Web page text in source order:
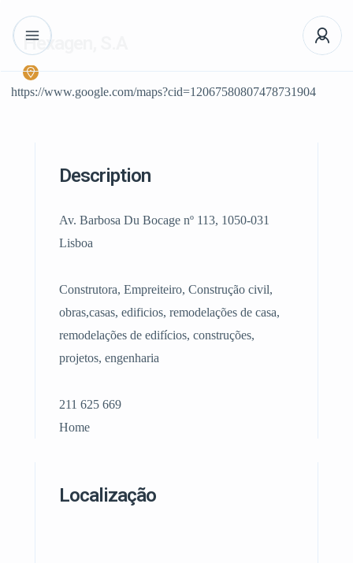
Hexagen, S.A
https://www.google.com/maps?cid=12067580807478731904
Description
Av. Barbosa Du Bocage nº 113, 1050-031
Lisboa
Construtora, Empreiteiro, Construção civil,
obras,casas, edificios, remodelações de casa,
remodelações de edifícios, construções,
projetos, engenharia
211 625 669
Home
Localização